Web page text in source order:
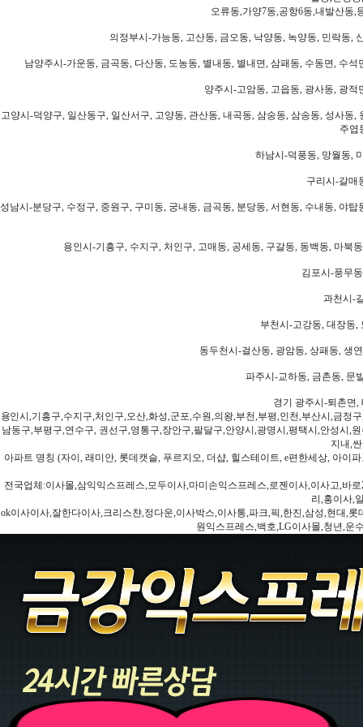
오류동,가양7동,공항6동,내발산동,
의정부시-가능동, 고산동, 금오동, 낙양동, 녹양동, 민락동,
남양주시-가운동, 금곡동, 다산동, 도농동, 별내동, 별내면, 삼패동, 수동면, 수
양주시-고암동, 고읍동, 광사동, 광
고양시-덕양구, 일산동구, 일산서구, 고양동, 관산동, 내곡동, 삼숭동, 삼송동, 성사
주엽
하남시-덕풍동, 망월동,
구리시-갈매
성남시-분당구, 수정구, 중원구, 구미동, 궁내동, 금곡동, 분당동, 서현동, 수내동, 야
용인시-기흥구, 수지구, 처인구, 고매동, 공세동, 구갈동, 동백동, 마북
김포시-풍무
과천시-
부천시-고강동, 대장동,
동두천시-걸산동, 광암동, 상패동, 생
파주시-교하동, 금촌동, 문
경기 광주시-퇴촌면,
용인시,기흥구,수지구,처인구,오산,화성,군포,수원,의왕,부천,부평,인천,부산시,금
남동구,부평구,연수구, 권선구,영통구,장안구,팔달구,안양시,광명시,평택시,안성시,
지내,
아파트 명칭 (자이, 래미안, 롯데캣슬, 푸르지오, 더샵, 힐스테이트, e편한세상, 아이
전국업체:이사몰,삼익익스프레스,모두이사,마미손익스프레스,로젠이사,이사고,바
리,홍이사,
ok이사이사,잘한다이사,크리스챤,정다운,이사박스,이사통,파크,픽,한진,삼성,현대,
원익스프레스,백호,LG이사몰,청년,운